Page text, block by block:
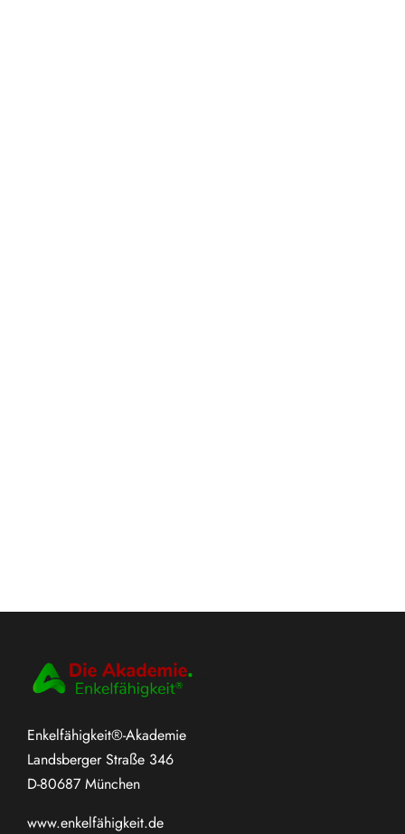
Enkelfähigkeit®-Akademie
Landsberger Straße 346
D-80687 München
www.enkelfähigkeit.de